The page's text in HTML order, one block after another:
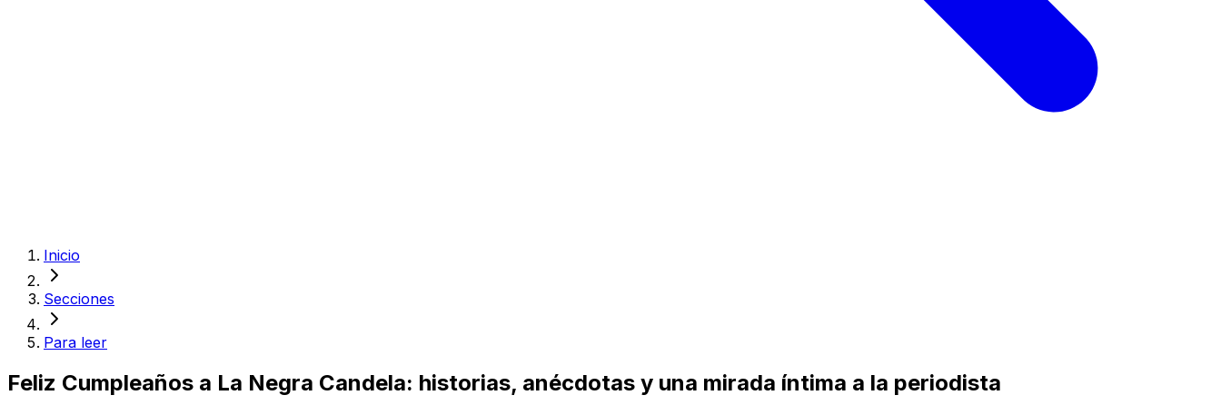
Inicio
Secciones
Para leer
Feliz Cumpleaños a La Negra Candela: historias, anécdotas y una mirada íntima a la periodista